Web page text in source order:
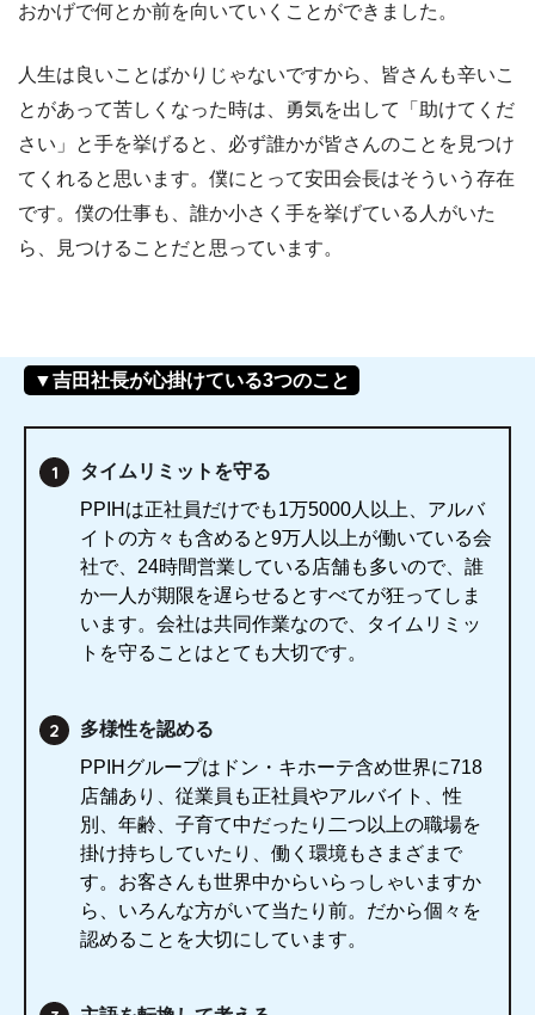
おかげで何とか前を向いていくことができました。
人生は良いことばかりじゃないですから、皆さんも辛いこ
とがあって苦しくなった時は、勇気を出して「助けてくだ
さい」と手を挙げると、必ず誰かが皆さんのことを見つけ
てくれると思います。僕にとって安田会長はそういう存在
です。僕の仕事も、誰か小さく手を挙げている人がいた
ら、見つけることだと思っています。
▼吉田社長が心掛けている3つのこと
タイムリミットを守る
PPIHは正社員だけでも1万5000人以上、アルバ
イトの方々も含めると9万人以上が働いている会
社で、24時間営業している店舗も多いので、誰
か一人が期限を遅らせるとすべてが狂ってしま
います。会社は共同作業なので、タイムリミッ
トを守ることはとても大切です。
多様性を認める
PPIHグループはドン・キホーテ含め世界に718
店舗あり、従業員も正社員やアルバイト、性
別、年齢、子育て中だったり二つ以上の職場を
掛け持ちしていたり、働く環境もさまざまで
す。お客さんも世界中からいらっしゃいますか
ら、いろんな方がいて当たり前。だから個々を
認めることを大切にしています。